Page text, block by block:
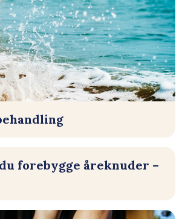
forebygge åreknuder –